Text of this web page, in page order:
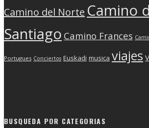
Camino del Norte Camino
Santiago Camino Frances
Portugues Conciertos Euskadi musica viajes
BUSQUEDA POR CATEGORIAS